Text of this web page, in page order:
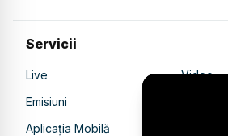
Servicii
Live
Video
Emisiuni
Aplicația Mobilă